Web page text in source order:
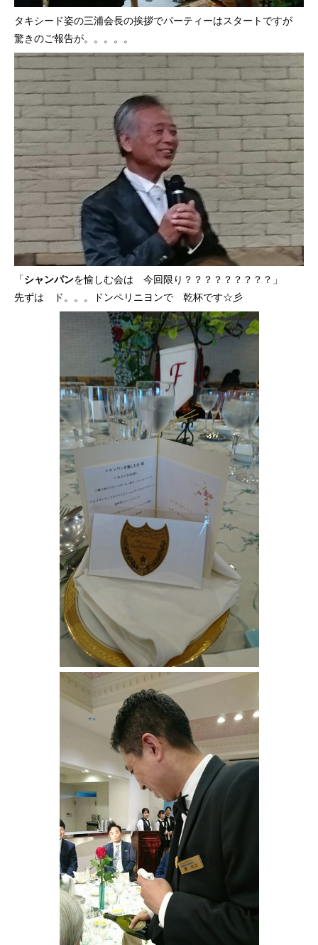
タキシード姿の三浦会長の挨拶でパーティーはスタートですが
驚きのご報告が。。。。。
「 シャンパンを愉しむ会は 今回限り？？？？？？？？？」
先ずは ド。。。ドンペリニヨンで 乾杯です☆彡